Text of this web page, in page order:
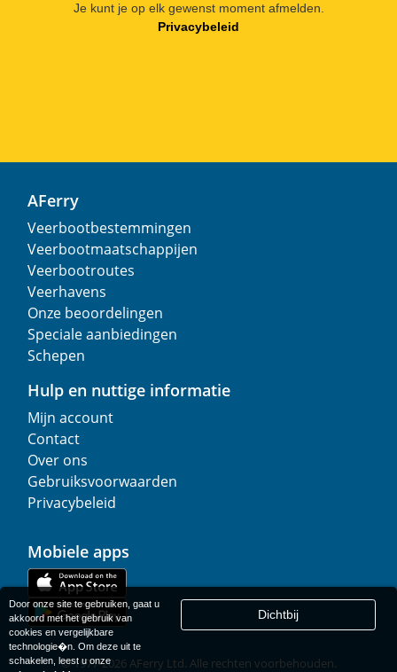
Je kunt je op elk gewenst moment afmelden.
Privacybeleid
AFerry
Veerbootbestemmingen
Veerbootmaatschappijen
Veerbootroutes
Veerhavens
Onze beoordelingen
Speciale aanbiedingen
Schepen
Hulp en nuttige informatie
Mijn account
Contact
Over ons
Gebruiksvoorwaarden
Privacybeleid
Mobiele apps
© 1977-2026AFerry Ltd. Alle rechten voorbehouden.
Door onze site te gebruiken, gaat u
akkoord met het gebruik van
cookies en vergelijkbare
technologie�n. Om deze uit te
schakelen, leest u onze
Dichtbij